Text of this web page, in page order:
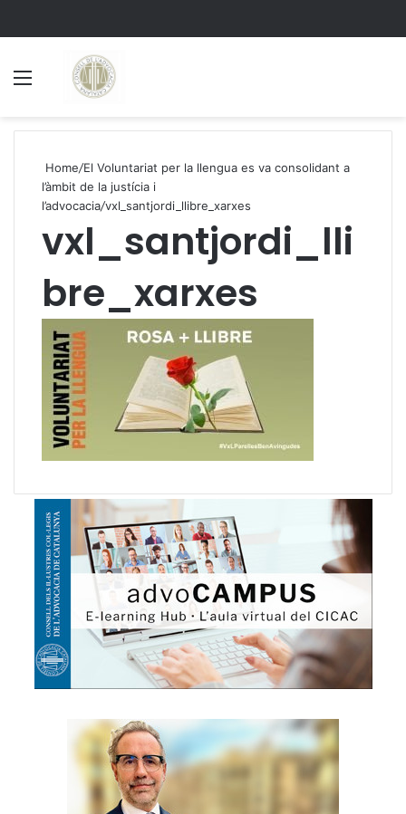
Home/El Voluntariat per la llengua es va consolidant a
l’àmbit de la justícia i
l’advocacia/vxl_santjordi_llibre_xarxes
vxl_santjordi_lli
bre_xarxes